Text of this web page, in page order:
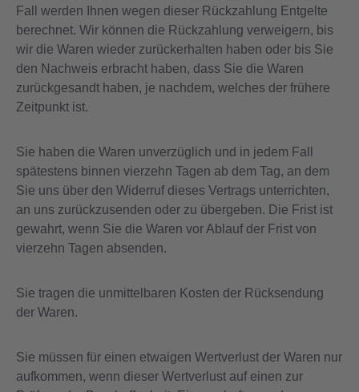
Fall werden Ihnen wegen dieser Rückzahlung Entgelte
berechnet. Wir können die Rückzahlung verweigern, bis
wir die Waren wieder zurückerhalten haben oder bis Sie
den Nachweis erbracht haben, dass Sie die Waren
zurückgesandt haben, je nachdem, welches der frühere
Zeitpunkt ist.
Sie haben die Waren unverzüglich und in jedem Fall
spätestens binnen vierzehn Tagen ab dem Tag, an dem
Sie uns über den Widerruf dieses Vertrags unterrichten,
an uns zurückzusenden oder zu übergeben. Die Frist ist
gewahrt, wenn Sie die Waren vor Ablauf der Frist von
vierzehn Tagen absenden.
Sie tragen die unmittelbaren Kosten der Rücksendung
der Waren.
Sie müssen für einen etwaigen Wertverlust der Waren nur
aufkommen, wenn dieser Wertverlust auf einen zur